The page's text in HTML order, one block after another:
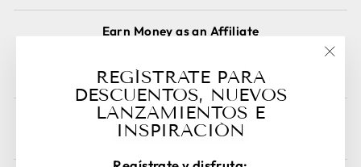
Earn Money as an Affiliate
Cancelar pedido
REGÍSTRATE PARA
DESCUENTOS, NUEVOS
LANZAMIENTOS E
INSPIRACIÓN